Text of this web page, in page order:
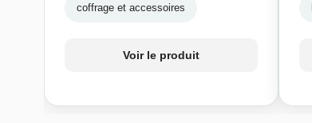
coffrage et accessoires
Voir le produit